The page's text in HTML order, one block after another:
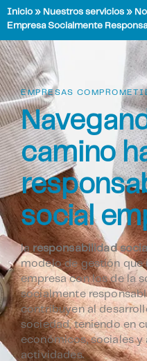
Inicio » Nuestros servicios »
Empresa Socialmente
EMPRESAS
camino
social
la responsabilidad
modelo de gestión que
empresa con los de la
socialmente
contribuyen al
sociedad, teniendo en
económicos, sociales y
actividades.